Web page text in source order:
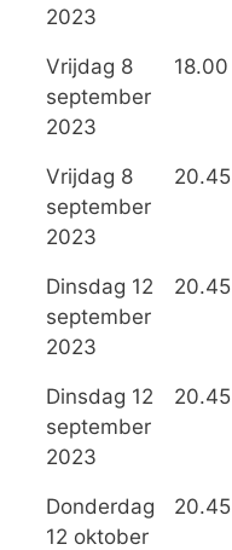
2023
Vrijdag 8
september
2023
18.00
Vrijdag 8
september
2023
20.45
Dinsdag 12
september
2023
20.45
Dinsdag 12
september
2023
20.45
Donderdag
12 oktober
20.45